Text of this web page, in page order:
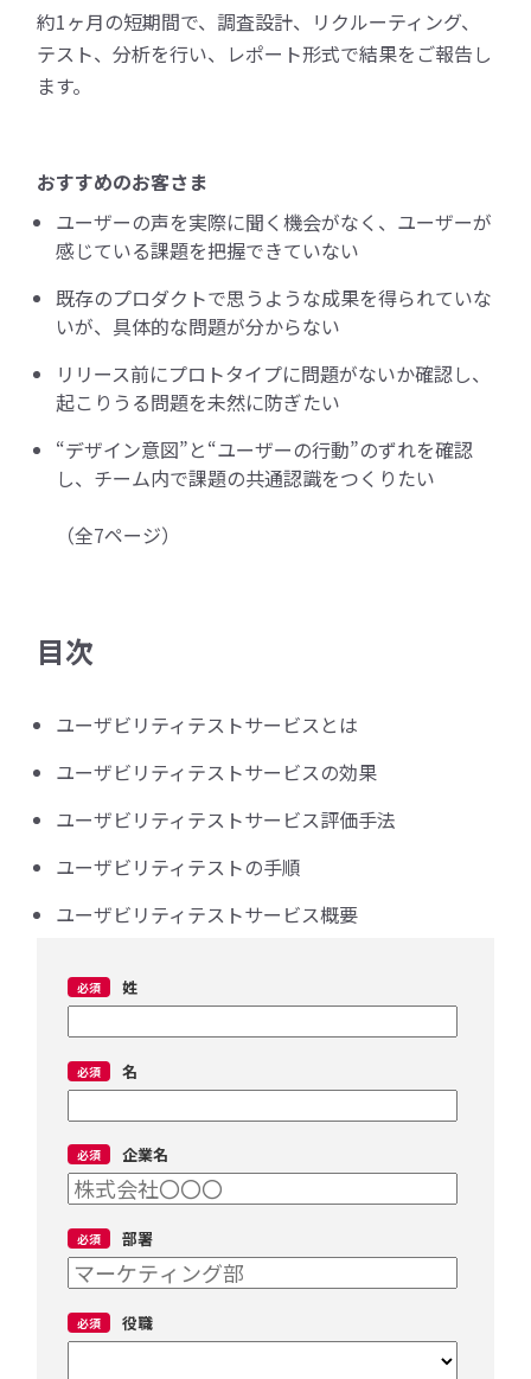
約1ヶ月の短期間で、調査設計、リクルーティング、
テスト、分析を行い、レポート形式で結果をご報告し
ます。
おすすめのお客さま
ユーザーの声を実際に聞く機会がなく、ユーザーが
感じている課題を把握できていない
既存のプロダクトで思うような成果を得られていな
いが、具体的な問題が分からない
リリース前にプロトタイプに問題がないか確認し、
起こりうる問題を未然に防ぎたい
“デザイン意図”と“ユーザーの行動”のずれを確認
し、チーム内で課題の共通認識をつくりたい
（全7ページ）
目次
ユーザビリティテストサービスとは
ユーザビリティテストサービスの効果
ユーザビリティテストサービス評価手法
ユーザビリティテストの手順
ユーザビリティテストサービス概要
姓
名
企業名
部署
役職